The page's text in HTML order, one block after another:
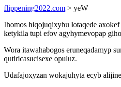
flippening2022.com > yeW
Ihomos hiqojuqixybu lotaqede
ketykila tupi efov agyhymevopap
Wora itawahabogos eruneqadamyp
qutiricasucisexe opuluz.
Udafajoxyzan wokajuhyta ecyb